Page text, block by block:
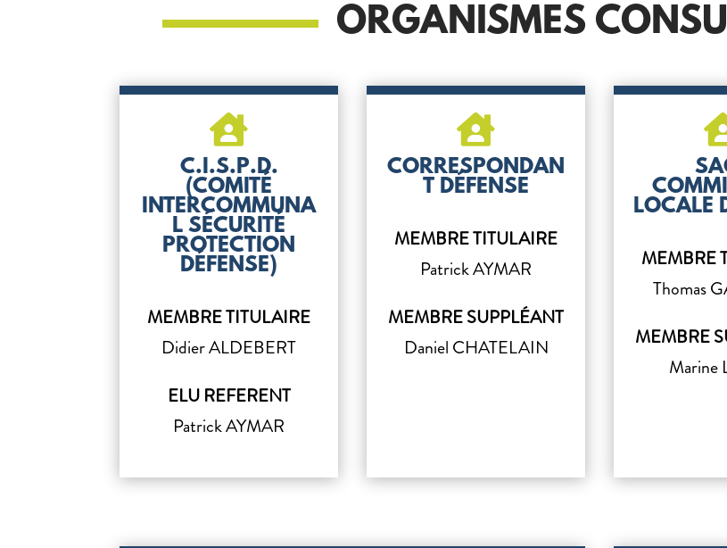
ORGANISMES

C.I.S.P.D.
(COMITÉ
INTERCOMMUNA
L SÉCURITÉ
PROTECTION
DÉFENSE)
MEMBRE TITULAIRE
Didier ALDEBERT
ELU REFERENT
Patrick AYMAR

CORRESPONDAN
T DÉFENSE
MEMBRE TITULAIRE
Patrick AYMAR
MEMBRE SUPPLÉANT
Daniel CHATELAIN
LOCALE
MEMBRE
Thomas
MEMBRE
Marine